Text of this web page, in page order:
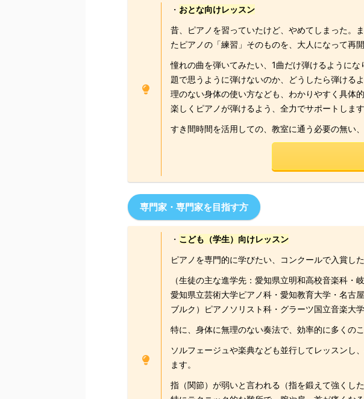
・ おとな向けレッスン
昔、ピアノを習っていたけど、やめてしまった。
たピアノの「練習」そのものを、大人になって再
憧れの曲を弾いてみたい、1曲だけ弾けるように
題で思うように弾けないのか、どうしたら弾ける
理のない身体の使い方なども、わかりやすく具体
楽しくピアノが弾けるよう、全力でサポートします
すき間時間を活用しての、教室に通う必要の無い
専門家・専門家を目指す方
・ こども（学生）向けレッスン
ピアノを専門的に学びたい、コンクールで入賞し
（生徒の主な進学先：愛知県立明和高校音楽科
愛知県立芸術大学ピアノ科・愛知教育大学・名古
ブルク）ピアノソリスト科・グラーツ国立音楽大
特に、身体に無理のない奏法で、効率的に多くの
ソルフェージュや楽典なども並行してレッスンし
ます。
指（関節）が弱いと言われる（指を鍛えて強くし